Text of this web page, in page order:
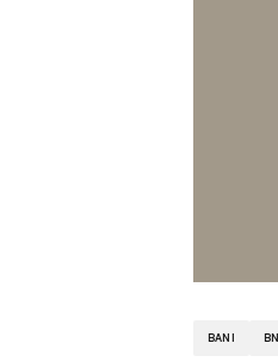
BANI